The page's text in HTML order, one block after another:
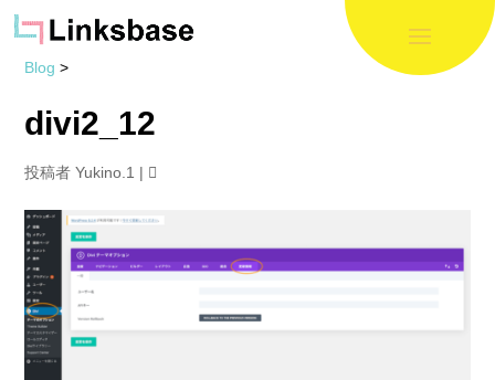
Blog >
divi2_12
投稿者Yukino.1 |